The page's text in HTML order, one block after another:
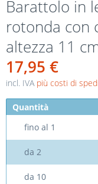
Barattolo in
rotonda con
altezza 11
17,95 €
incl. IVA più costi di
Quantità
fino al 1
da 2
da 10